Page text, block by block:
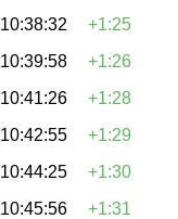
10:38:32
+1:25
10:39:58
+1:26
10:41:26
+1:28
10:42:55
+1:29
10:44:25
+1:30
10:45:56
+1:31